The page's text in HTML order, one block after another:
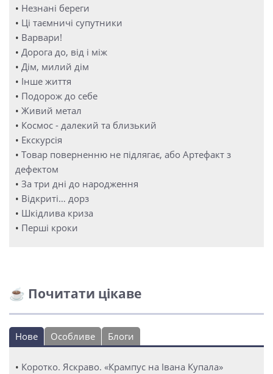
• Незнані береги
• Ці таємничі супутники
• Варвари!
• Дорога до, від і між
• Дім, милий дім
• Інше життя
• Подорож до себе
• Живий метал
• Космос - далекий та близький
• Екскурсія
• Товар поверненню не підлягає, або Артефакт з
дефектом
• За три дні до народження
• Відкриті… дорз
• Шкідлива криза
• Перші кроки
☕ Почитати цікаве
Нове Особливе Блоги
• Коротко. Яскраво. «Крампус на Івана Купала»